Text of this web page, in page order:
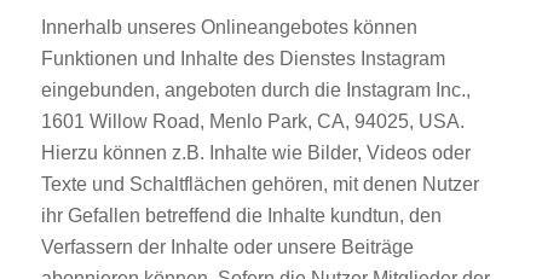
Innerhalb unseres Onlineangebotes können
Funktionen und Inhalte des Dienstes Instagram
eingebunden, angeboten durch die Instagram Inc.,
1601 Willow Road, Menlo Park, CA, 94025, USA.
Hierzu können z.B. Inhalte wie Bilder, Videos oder
Texte und Schaltflächen gehören, mit denen Nutzer
ihr Gefallen betreffend die Inhalte kundtun, den
Verfassern der Inhalte oder unsere Beiträge